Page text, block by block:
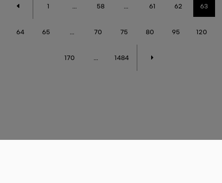
1 58 61 62 63
64 65 70 75 80 95 120
170 1484